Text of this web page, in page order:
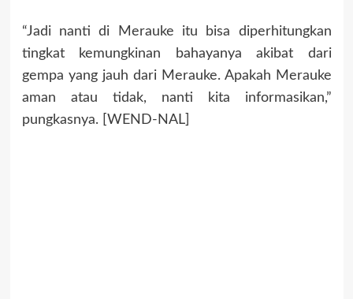
“Jadi nanti di Merauke itu bisa diperhitungkan
tingkat kemungkinan bahayanya akibat dari
gempa yang jauh dari Merauke. Apakah Merauke
aman atau tidak, nanti kita informasikan,”
pungkasnya. [WEND-NAL]